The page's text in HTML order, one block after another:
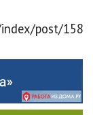
post/158